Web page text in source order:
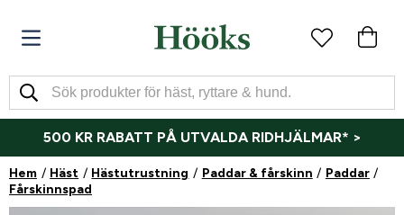
500 KR RABATT PÅ UTVALDA RIDHJÄLMAR* >
Hem Häst Hästutrustning Paddar & fårskinn
Paddar
Fårskinnspad